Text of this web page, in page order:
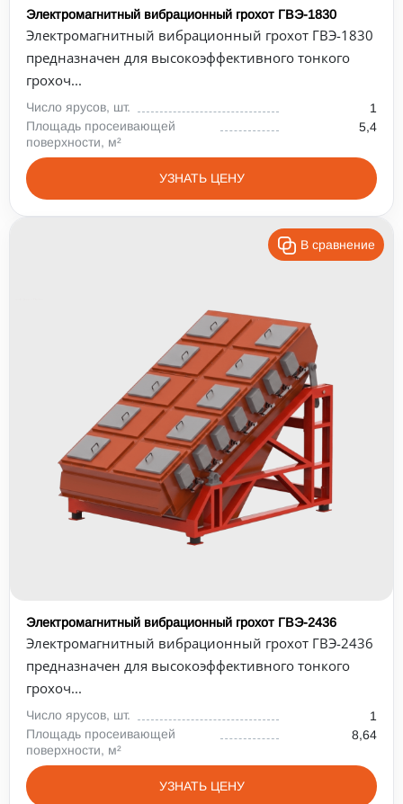
Электромагнитный вибрационный грохот ГВЭ-1830
Электромагнитный вибрационный грохот ГВЭ-1830
предназначен для высокоэффективного тонкого
грохоч...
Число ярусов, шт.
1
Площадь просеивающей
поверхности, м²
5,4
УЗНАТЬ ЦЕНУ
В сравнение
Электромагнитный вибрационный грохот ГВЭ-2436
Электромагнитный вибрационный грохот ГВЭ-2436
предназначен для высокоэффективного тонкого
грохоч...
Число ярусов, шт.
1
Площадь просеивающей
поверхности, м²
8,64
УЗНАТЬ ЦЕНУ